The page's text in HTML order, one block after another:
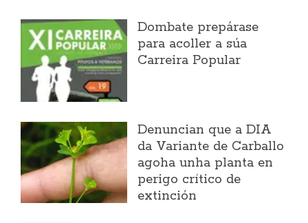
Dombate prepárase
para acoller a súa
Carreira Popular
Denuncian que a DIA
da Variante de Carballo
agoha unha planta en
perigo crítico de
extinción